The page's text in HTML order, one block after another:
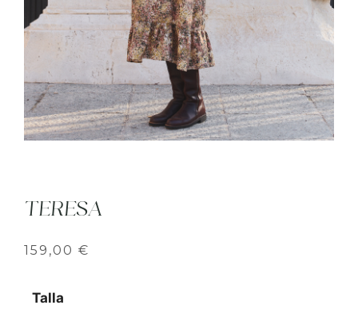
TERESA
159,00 €
Talla